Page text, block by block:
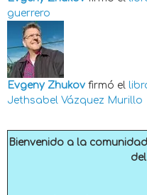
guerrero
Evgeny Zhukov firmó el
Jethsabel Vázquez Murillo
Bienvenido a la